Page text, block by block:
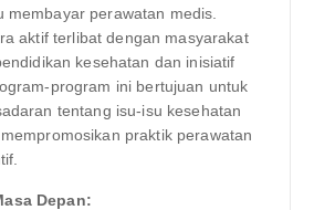
membayar perawatan medis.
aktif terlibat dengan masyarakat
kesehatan dan inisiatif
program ini bertujuan untuk
tentang isu-isu kesehatan
praktik perawatan
Depan: